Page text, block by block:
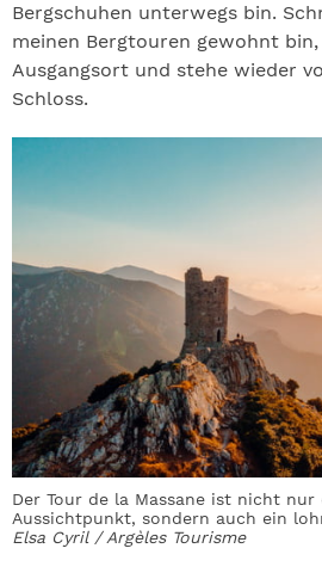
Bergschuhen unterwegs bin.
meinen Bergtouren gewohnt
Ausgangsort und stehe wieder
Schloss.
Der Tour de la Massane ist nicht nur
Aussichtpunkt, sondern auch ein
Elsa Cyril / Argèles Tourisme